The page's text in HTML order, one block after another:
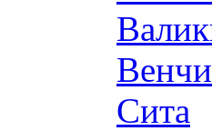
Сита